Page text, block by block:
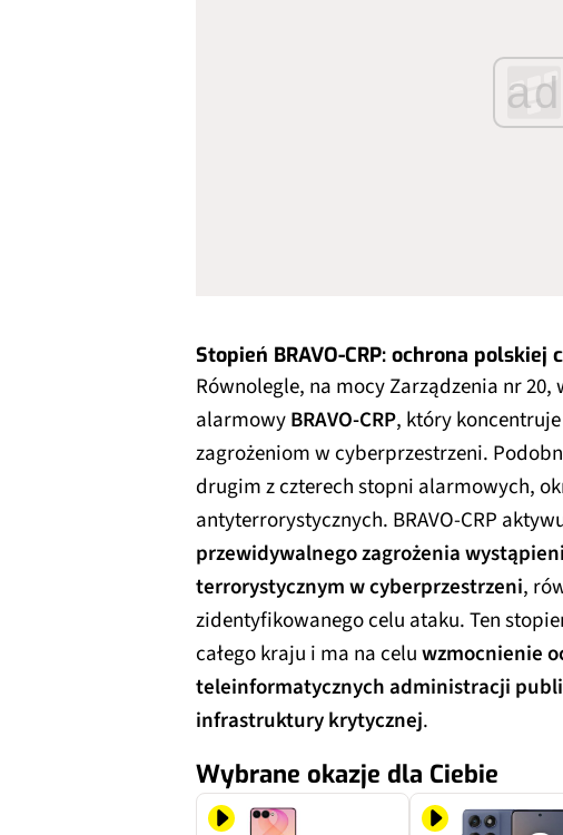
ad
Stopień BRAVO-CRP: ochrona
Równolegle, na mocy Zarządzenia nr
alarmowyBRAVO-CRP, który
zagrożeniom w cyberprzestrzeni.
drugim z czterech stopni alarmowych,
antyterrorystycznych. BRAVO-CRP
przewidywalnego zagrożenia
terrorystycznym w cyberprzestrzeni,
zidentyfikowanego celu ataku. Ten
całego kraju i ma na celuwzmocnienie
teleinformatycznych administracji
infrastruktury krytycznej.
Wybrane okazje dla Ciebie